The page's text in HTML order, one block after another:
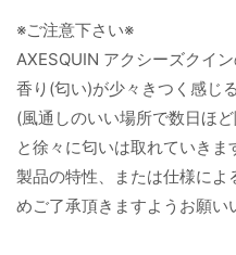
※ご注意下さい※
AXESQUIN アクシーズクイ
香り(匂い)が少々きつく感じ
(風通しのいい場所で数日ほ
と徐々に匂いは取れていきま
製品の特性、または仕様に
めご了承頂きますようお願い